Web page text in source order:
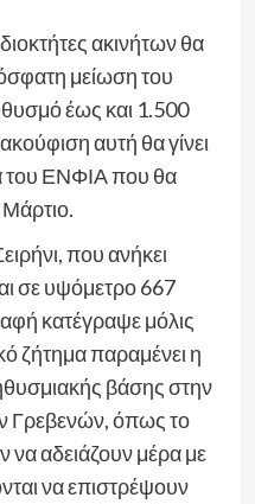
ακινήτων θα
μείωση του
έως και 1.500
αυτή θα γίνει
του ΕΝΦΙΑ που θα
που ανήκει
σε υψόμετρο 667
κατέγραψε μόλις
ζήτημα παραμένει η
βάσης στην
Γρεβενών, όπως το
να αδειάζουν μέρα με
να επιστρέψουν